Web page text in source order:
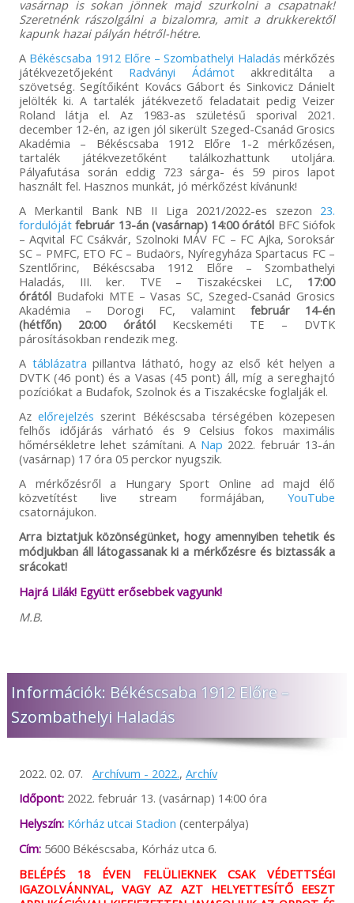
vasárnap is sokan jönnek majd szurkolni a csapatnak!
Szeretnénk rászolgálni a bizalomra, amit a drukkerektől
kapunk hazai pályán hétről-hétre.
A Békéscsaba 1912 Előre – Szombathelyi Haladás mérkőzés
játékvezetőjeként Radványi Ádámotakkreditálta a
szövetség. Segítőiként Kovács Gábort és Sinkovicz Dánielt
jelölték ki. A tartalék játékvezető feladatait pedig Veizer
Roland látja el. Az 1983-as születésű sporival 2021.
december 12-én, az igen jól sikerült Szeged-Csanád Grosics
Akadémia – Békéscsaba 1912 Előre 1-2 mérkőzésen,
tartalék játékvezetőként találkozhattunk utoljára.
Pályafutása során eddig 723 sárga- és 59 piros lapot
használt fel. Hasznos munkát, jó mérkőzést kívánunk!
A Merkantil Bank NB II Liga 2021/2022-es szezon 23.
fordulóját február 13-án (vasárnap) 14:00 órától BFC Siófok
– Aqvital FC Csákvár, Szolnoki MÁV FC – FC Ajka, Soroksár
SC – PMFC, ETO FC – Budaörs, Nyíregyháza Spartacus FC –
Szentlőrinc, Békéscsaba 1912 Előre – Szombathelyi
Haladás, III. ker. TVE – Tiszakécskei LC, 17:00
órátólBudafoki MTE – Vasas SC, Szeged-Csanád Grosics
Akadémia – Dorogi FC, valamint február 14-én
(hétfőn) 20:00 órátólKecskeméti TE – DVTK
párosításokban rendezik meg.
A táblázatra pillantva látható, hogy az első két helyen a
DVTK (46 pont) és a Vasas (45 pont) áll, míg a sereghajtó
pozíciókat a Budafok, Szolnok és a Tiszakécske foglalják el.
Azelőrejelzés szerint Békéscsaba térségében közepesen
felhős időjárás várható és 9 Celsius fokos maximális
hőmérsékletre lehet számítani. A Nap 2022. február 13-án
(vasárnap) 17 óra 05 perckor nyugszik.
A mérkőzésről a Hungary Sport Online ad majd élő
közvetítést live stream formájában,YouTube
csatornájukon.
Arra biztatjuk közönségünket, hogy amennyiben tehetik és
módjukban áll látogassanak ki a mérkőzésre és biztassák a
srácokat!
Hajrá Lilák! Együtt erősebbek vagyunk!
M.B.
Információk: Békéscsaba 1912 Előre –
Szombathelyi Haladás
2022. 02. 07. Archívum - 2022., Archív
Időpont:2022. február 13. (vasárnap) 14:00 óra
Helyszín: Kórház utcai Stadion (centerpálya)
Cím:5600 Békéscsaba, Kórház utca 6.
BELÉPÉS 18 ÉVEN FELÜLIEKNEK CSAK VÉDETTSÉGI
IGAZOLVÁNNYAL, VAGY AZ AZT HELYETTESÍTŐ EESZT